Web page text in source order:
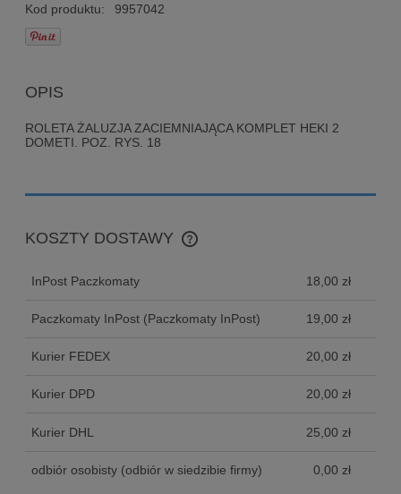
Kod produktu: 9957042
OPIS
ROLETA ŻALUZJA ZACIEMNIAJĄCA KOMPLET HEKI 2
DOMETI. POZ. RYS. 18
KOSZTY DOSTAWY
CENA NIE ZAWIERA EWENTUALNYCH KOSZTÓW
InPost Paczkomaty 18,00 zł
Paczkomaty InPost (Paczkomaty InPost) 19,00 zł
Kurier FEDEX 20,00 zł
Kurier DPD 20,00 zł
Kurier DHL 25,00 zł
odbiór osobisty (odbiór w siedzibie firmy) 0,00 zł